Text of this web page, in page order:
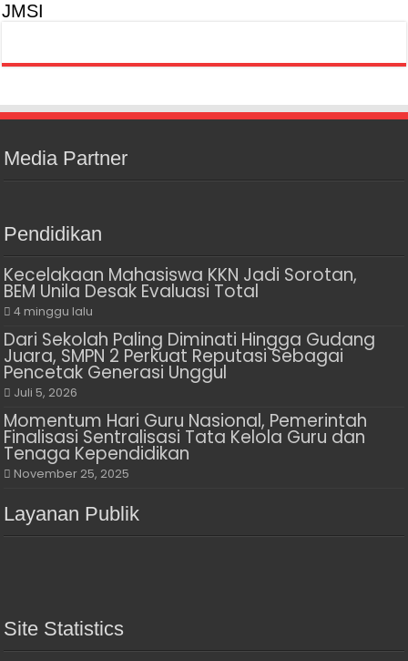
JMSI
Media Partner
Pendidikan
Kecelakaan Mahasiswa KKN Jadi Sorotan,
BEM Unila Desak Evaluasi Total
4 minggu lalu
Dari Sekolah Paling Diminati Hingga Gudang
Juara, SMPN 2 Perkuat Reputasi Sebagai
Pencetak Generasi Unggul
Juli 5, 2026
Momentum Hari Guru Nasional, Pemerintah
Finalisasi Sentralisasi Tata Kelola Guru dan
Tenaga Kependidikan
November 25, 2025
Layanan Publik
Site Statistics